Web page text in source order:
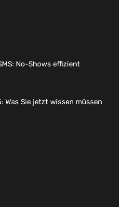
No-Shows effizient
Was Sie jetzt wissen müssen